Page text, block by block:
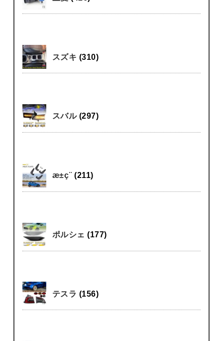
スズキ (310)
スバル (297)
æ±ç¨(211)
ポルシェ(177)
テスラ (156)